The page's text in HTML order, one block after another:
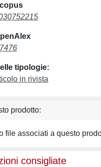
tipologie:
in rivista
prodotto:
file associati a questo
consigliate